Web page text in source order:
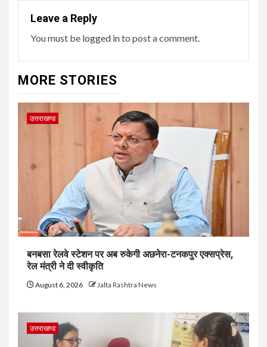
Leave a Reply
You must be logged into post a comment.
MORE STORIES
उत्तराखण्ड
बनबसा रेलवे स्टेशन पर अब रुकेगी अछनेरा-टनकपुर एक्सप्रेस,
रेल मंत्री ने दी स्वीकृति
August 6, 2026 Jalta Rashtra News
उत्तराखण्ड